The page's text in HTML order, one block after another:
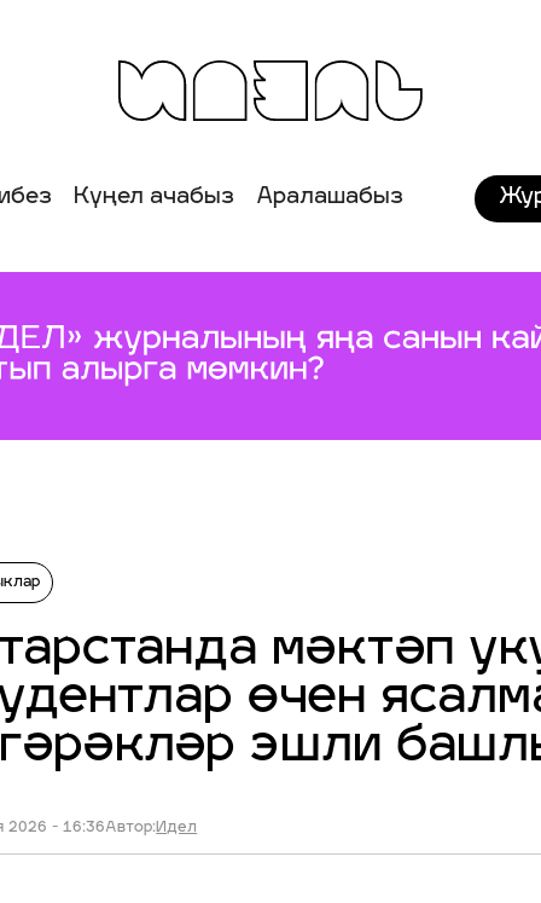
Күңел ачабыз Аралашабыз
мәктәп
өчен
эшли
2026 - 16:36Автор:Идел